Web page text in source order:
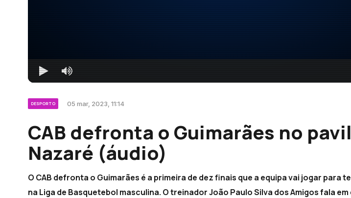
DESPORTO 05 mar, 2023, 11:14
CAB defronta o Guimarães no
Nazaré (áudio)
O CAB defronta o Guimarães é a primeira de dez finais que a equipa vai jogar para
na Liga de Basquetebol masculina. O treinador João Paulo Silva dos Amigos fala